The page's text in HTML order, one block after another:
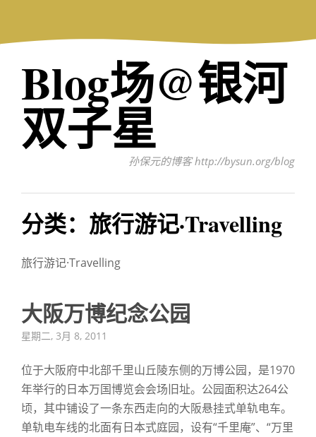
content
Blog场@银河
双子星
孙保元的博客 http://bysun.org/blog
分类：旅行游记·Travelling
旅行游记·Travelling
大阪万博纪念公园
Posted
星期二, 3月 8, 2011
位于大阪府中北部千里山丘陵东侧的万博公园，是1970
年举行的日本万国博览会会场旧址。公园面积达264公
顷，其中铺设了一条东西走向的大阪悬挂式单轨电车。
单轨电车线的北面有日本式庭园，设有“千里庵”、“万里